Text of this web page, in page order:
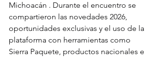
Michoacán . Durante el encuentro se
compartieron las novedades 2026,
oportunidades exclusivas y el uso de la
plataforma con herramientas como
Sierra Paquete, productos nacionales e